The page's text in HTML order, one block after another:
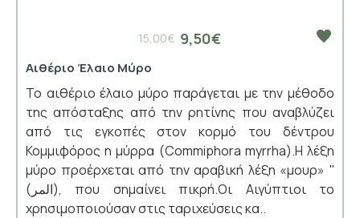
9,50€
15,00€
Αιθέριο Έλαιο Μύρο
Το αιθέριο έλαιο μύρο παράγεται με την μέθοδο
της απόσταξης από την ρητίνης που αναβλύζει
από τις εγκοπές στον κορμό του δέντρου
Κομμιφόρος η μύρρα (Commiphora myrrha).Η λέξη
μύρο προέρχεται από την αραβική λέξη «μουρ» ''
(المر), που σημαίνει πικρή.Οι Αιγύπτιοι το
χρησιμοποιούσαν στις ταριχεύσεις κα..